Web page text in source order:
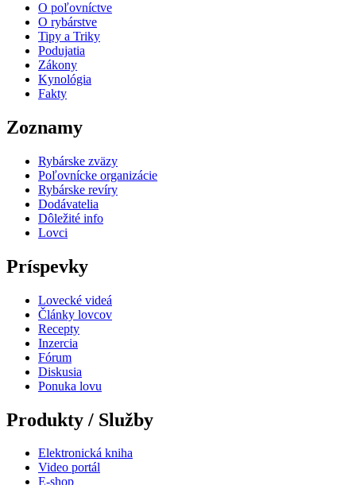
O poľovníctve
O rybárstve
Tipy a Triky
Podujatia
Zákony
Kynológia
Fakty
Zoznamy
Rybárske zväzy
Poľovnícke organizácie
Rybárske revíry
Dodávatelia
Dôležité info
Lovci
Príspevky
Lovecké videá
Články lovcov
Recepty
Inzercia
Fórum
Diskusia
Ponuka lovu
Produkty / Služby
Elektronická kniha
Video portál
E-shop